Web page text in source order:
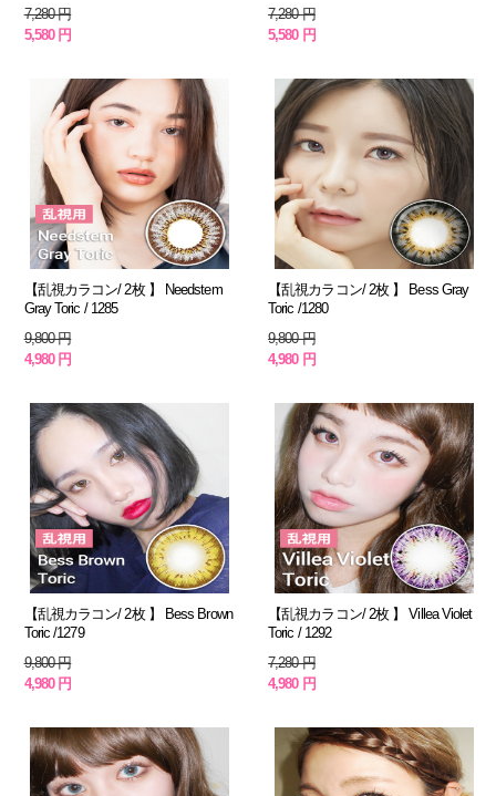
7,280 円
5,580 円
7,280 円
5,580 円
【乱視カラコン/ 2枚 】 Needstem
Gray Toric / 1285
9,800 円
4,980 円
【乱視カラコン/ 2枚 】 Bess Gray
Toric /1280
9,800 円
4,980 円
【乱視カラコン/ 2枚 】 Bess Brown
Toric /1279
9,800 円
4,980 円
【乱視カラコン/ 2枚 】 Villea Violet
Toric / 1292
7,280 円
4,980 円